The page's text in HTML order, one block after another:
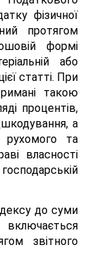
фізичної
протягом
формі
або
статті. При
такою
процентів,
а
рухомого та
власності
до суми
звітного